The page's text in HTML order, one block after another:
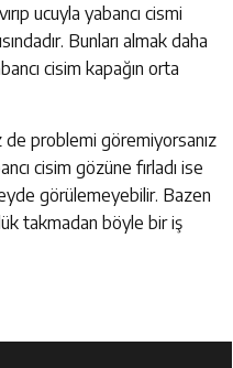
ucuyla yabancı cismi
Bunları almak daha
cisim kapağın orta
problemi göremiyorsanız
cisim gözüne fırladı ise
görülemeyebilir. Bazen
takmadan böyle bir iş